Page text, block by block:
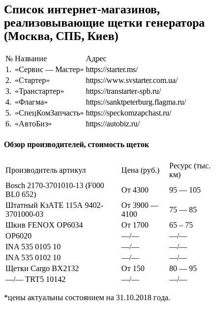
Список интернет-магазинов,
реализовывающие щетки генератора
(Москва, СПБ, Киев)
№ Название
Адрес
1. «Сервис — Мастер» https://starter.ms/
2. «Стартер»
https://www.svstarter.com.ua/
3. «Транстартер»
https://transtarter-spb.ru/
4. «Флагма»
https://sanktpeterburg.flagma.ru/
5. «СпецКомЗапчасть» https://speckomzapchast.ru/
6. «АвтоБиз» https://autobiz.ru/
Обзор производителей, стоимость щеток
Производитель артикул Цена (руб.)
Ресурс (тыс.
км)
Bosch 2170-3701010-13 (F000
BL0 652)
От 4300
95 — 105
Штатный КзАТЕ 115А 9402-
3701000-03
От 3900 —
4100
75 — 85
Шкив FENOX OP6034
От 1700
65 – 75
OP6020
—/—
—/—
INA 535 0105 10
—/—
—/—
INA 535 0102 10
—/—
—/—
Щетки Cargo BX2132
От 150
80 — 95
—/— TRT5 10142
—/— —/—
*цены актуальны состоянием на 31.10.2018 года.